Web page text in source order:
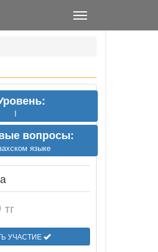
I
вопросы:
языке
тг
УЧАСТИЕ